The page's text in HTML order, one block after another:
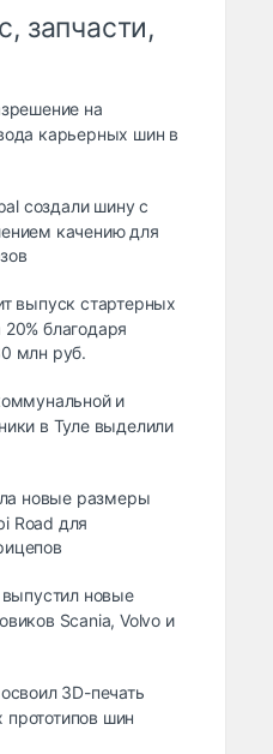
запчасти,
на
карьерных шин в
создали шину с
качению для
выпуск стартерных
благодаря
млн руб.
и
в Туле выделили
новые размеры
Road для
новые
Scania, Volvo и
3D-печать
шин